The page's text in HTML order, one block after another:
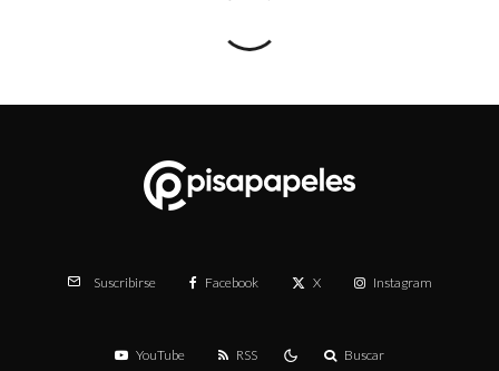
Suscribirse Facebook X Instagram
YouTube RSS Buscar